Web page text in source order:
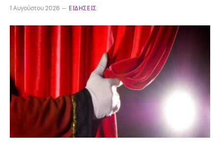
1 Αυγούστου 2026 ΕΙΔΉΣΕΙΣ